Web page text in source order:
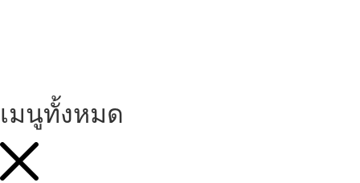
เมนูทั้งหมด